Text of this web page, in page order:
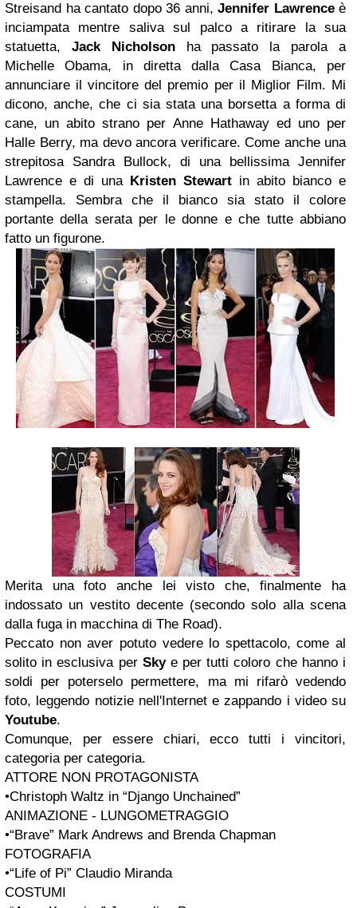
Streisand ha cantato dopo 36 anni, Jennifer Lawrenceè
inciampata mentre saliva sul palco a ritirare la sua
statuetta, Jack Nicholsonha passato la parola a
Michelle Obama, in diretta dalla Casa Bianca, per
annunciare il vincitore del premio per il Miglior Film. Mi
dicono, anche, che ci sia stata una borsetta a forma di
cane, un abito strano per Anne Hathaway ed uno per
Halle Berry, ma devo ancora verificare. Come anche una
strepitosa Sandra Bullock, di una bellissima Jennifer
Lawrence e di una Kristen Stewart in abito bianco e
stampella. Sembra che il bianco sia stato il colore
portante della serata per le donne e che tutte abbiano
fatto un figurone.
Merita una foto anche lei visto che, finalmente ha
indossato un vestito decente (secondo solo alla scena
dalla fuga in macchina di The Road).
Peccato non aver potuto vedere lo spettacolo, come al
solito in esclusiva per Skye per tutti coloro che hanno i
soldi per poterselo permettere, ma mi rifarò vedendo
foto, leggendo notizie nell'Internet e zappando i video su
Youtube.
Comunque, per essere chiari, ecco tutti i vincitori,
categoria per categoria.
ATTORE NON PROTAGONISTA
•Christoph Waltz in “Django Unchained”
ANIMAZIONE - LUNGOMETRAGGIO
•“Brave” Mark Andrews and Brenda Chapman
FOTOGRAFIA
•“Life of Pi” Claudio Miranda
COSTUMI